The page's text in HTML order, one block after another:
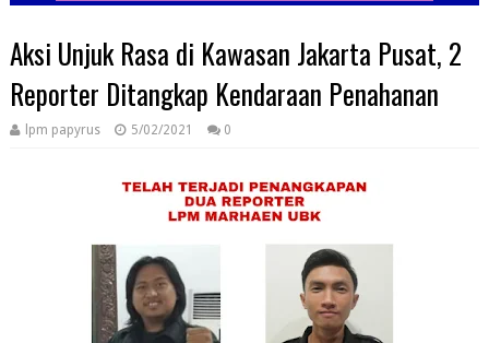
Aksi Unjuk Rasa di Kawasan Jakarta Pusat, 2
Reporter Ditangkap Kendaraan Penahanan
lpm papyrus 5/02/2021 0